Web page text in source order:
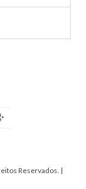
Reservados. |